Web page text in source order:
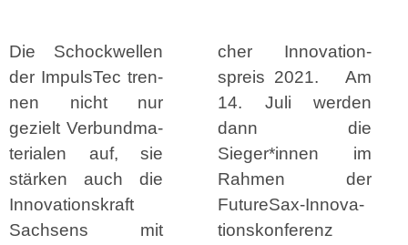
Die Schock­wellen
der Impul­sTec tren­
nen nicht nur
gezielt Ver­bund­ma­
te­ri­alen auf, sie
stärken auch die
Inno­va­tion­skraft
Sach­sens mit
ch­er Inno­va­tion­
spreis 2021. Am
14. Juli wer­den
dann die
Sieger*innen im
Rah­men der
Future­Sax-Inno­va­
tion­skon­ferenz